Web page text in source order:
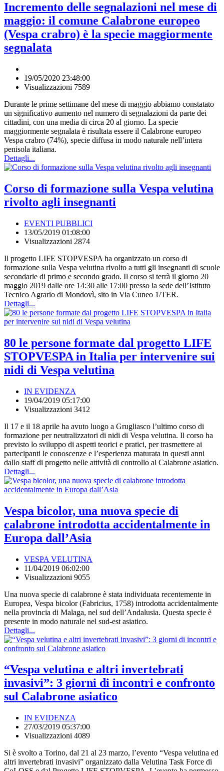
Incremento delle segnalazioni nel mese di
maggio: il comune Calabrone europeo
(Vespa crabro) è la specie maggiormente
segnalata
19/05/2020 23:48:00
Visualizzazioni 7589
Durante le prime settimane del mese di maggio abbiamo constatato
un significativo aumento nel numero di segnalazioni da parte dei
cittadini, con una media di circa 20 al giorno. La specie
maggiormente segnalata è risultata essere il Calabrone europeo
Vespa crabro (74%), specie diffusa in modo naturale nell’intera
penisola italiana.
Dettagli...
Corso di formazione sulla Vespa velutina
rivolto agli insegnanti
EVENTI PUBBLICI
13/05/2019 01:08:00
Visualizzazioni 2874
Il progetto LIFE STOPVESPA ha organizzato un corso di
formazione sulla Vespa velutina rivolto a tutti gli insegnanti di scuole
secondarie di primo e secondo grado. Il corso si terrà il giorno 20
maggio 2019 dalle ore 14:30 alle 17:00 presso la sede dell’Istituto
Tecnico Agrario di Mondovì, sito in Via Cuneo 1/TER.
Dettagli...
80 le persone formate dal progetto LIFE
STOPVESPA in Italia per intervenire sui
nidi di Vespa velutina
IN EVIDENZA
19/04/2019 05:17:00
Visualizzazioni 3412
Il 17 e il 18 aprile ha avuto luogo a Grugliasco l’ultimo corso di
formazione per neutralizzatori di nidi di Vespa velutina. Il corso ha
previsto lo sviluppo di aspetti teorici e pratici, per trasmettere ai
partecipanti le conoscenze e l’esperienza maturata in questi anni
dallo staff di progetto nelle attività di controllo al Calabrone asiatico.
Dettagli...
Vespa bicolor, una nuova specie di
calabrone introdotta accidentalmente in
Europa dall’Asia
VESPA VELUTINA
11/04/2019 06:02:00
Visualizzazioni 9055
Una nuova specie di calabrone è stata individuata recentemente in
Europea, Vespa bicolor (Fabricius, 1758) introdotta accidentalmente
nella provincia di Malaga, nel sud dell’Andalusia. Questa specie è
presente in modo naturale nel sud-est asiatico.
Dettagli...
“Vespa velutina e altri invertebrati
invasivi”: 3 giorni di incontri e confronto
sul Calabrone asiatico
IN EVIDENZA
27/03/2019 05:37:00
Visualizzazioni 4089
Si è svolto a Torino, dal 21 al 23 marzo, l’evento “Vespa velutina ed
altri invertebrati invasivi” organizzato dalla Velutina Task Force di